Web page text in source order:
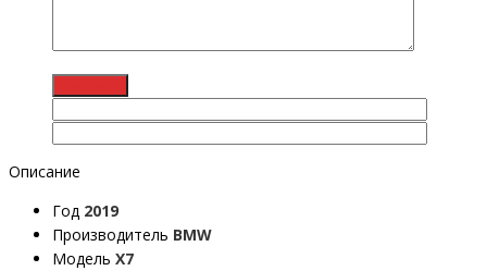
Описание
Год 2019
Производитель BMW
Модель X7